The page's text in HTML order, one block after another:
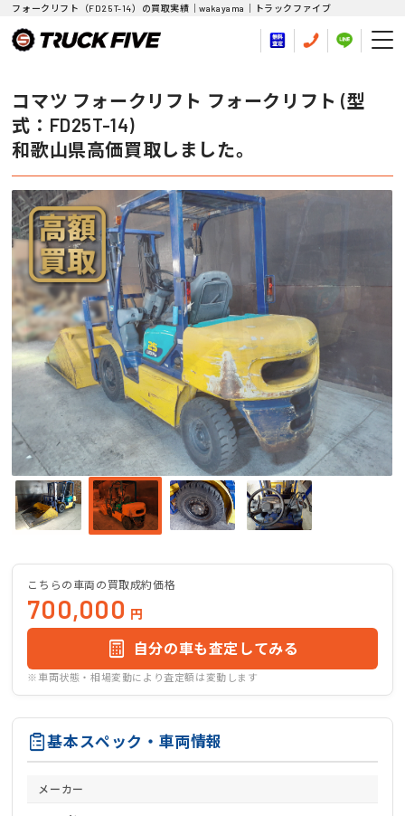
フォークリフト（FD25T-14）の買取実績｜wakayama｜トラックファイブ
コマツ フォークリフト フォークリフト (型
式：FD25T-14)
和歌山県高価買取しました。
こちらの車両の買取成約価格
700,000 円
自分の車も査定してみる
※車両状態・相場変動により査定額は変動します
基本スペック・車両情報
メーカー